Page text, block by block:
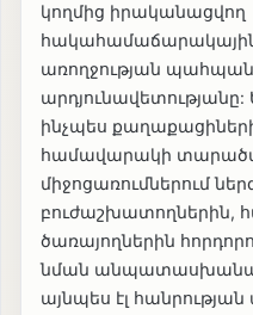
կողմից իրականացվող
հակահամաճարակային
առողջության
արդյունավետությանը:
ինչպես
համավարակի
միջոցառումներում
բուժաշխատողներին,
ծառայողներին
նման
այնպես էլ հանրության